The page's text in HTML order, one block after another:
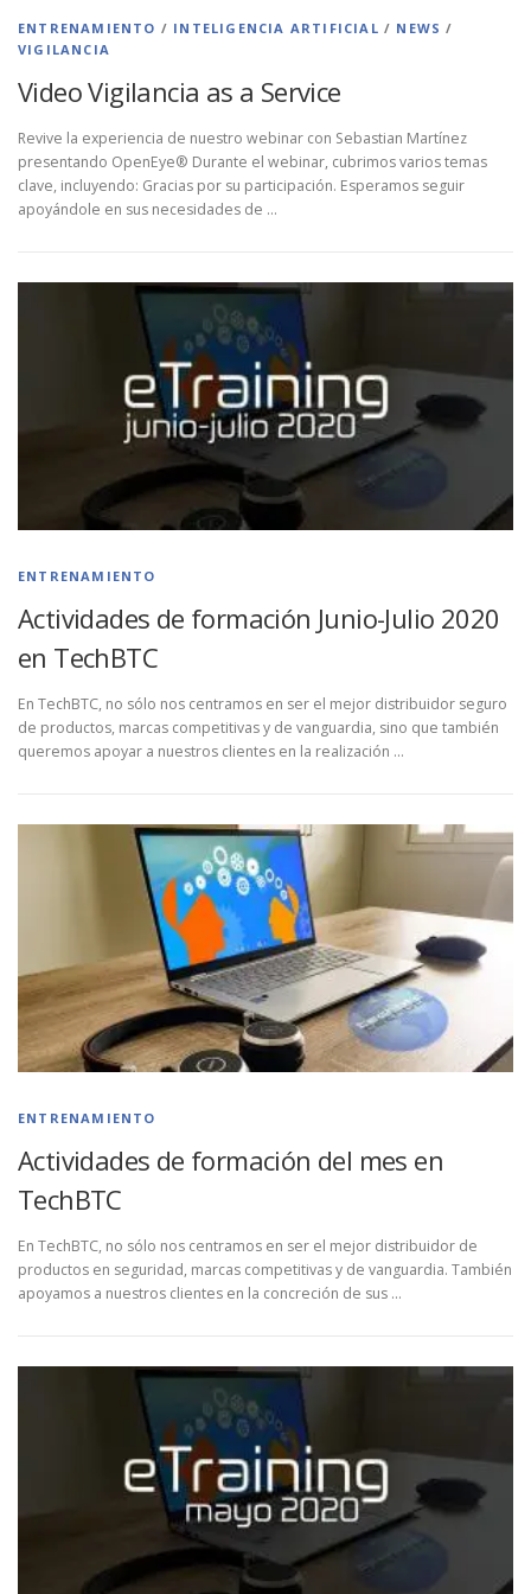
ENTRENAMIENTO / INTELIGENCIA ARTIFICIAL / NEWS /
VIGILANCIA
Video Vigilancia as a Service
Revive la experiencia de nuestro webinar con Sebastian Martínez
presentando OpenEye® Durante el webinar, cubrimos varios temas
clave, incluyendo: Gracias por su participación. Esperamos seguir
apoyándole en sus necesidades de …
ENTRENAMIENTO
Actividades de formación Junio-Julio 2020
en TechBTC
En TechBTC, no sólo nos centramos en ser el mejor distribuidor seguro
de productos, marcas competitivas y de vanguardia, sino que también
queremos apoyar a nuestros clientes en la realización …
ENTRENAMIENTO
Actividades de formación del mes en
TechBTC
En TechBTC, no sólo nos centramos en ser el mejor distribuidor de
productos en seguridad, marcas competitivas y de vanguardia. También
apoyamos a nuestros clientes en la concreción de sus …